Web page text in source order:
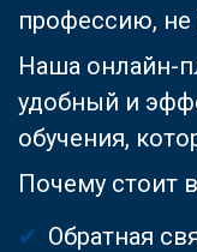
профессию,
Наша онлайн-
удобный и
обучения,
Почему стоит
Обратная